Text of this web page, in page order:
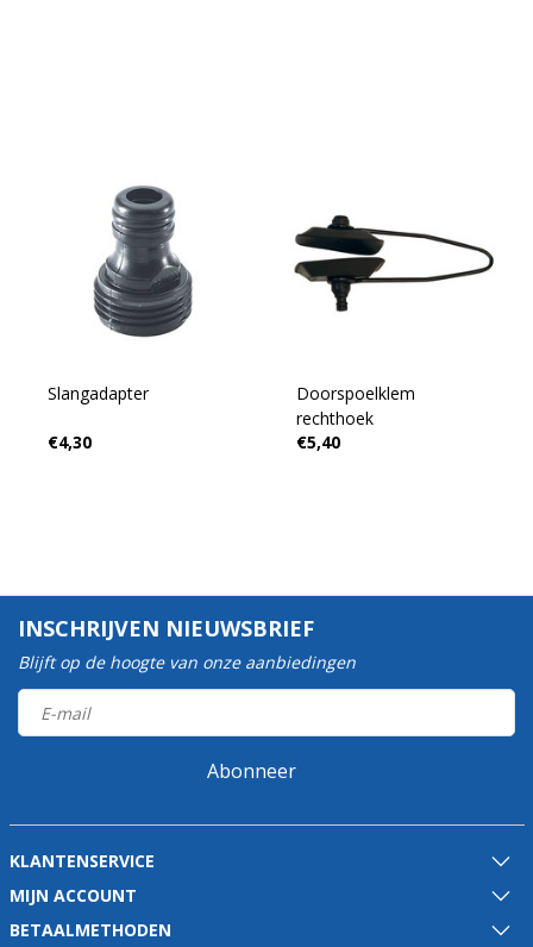
Slangadapter
€4,30
Doorspoelklem
rechthoek
€5,40
INSCHRIJVEN NIEUWSBRIEF
Blijft op de hoogte van onze aanbiedingen
Abonneer
KLANTENSERVICE
MIJN ACCOUNT
BETAALMETHODEN